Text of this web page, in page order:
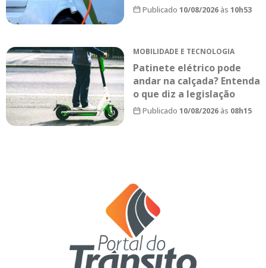
Publicado 10/08/2026às 10h53
MOBILIDADE E TECNOLOGIA
Patinete elétrico pode
andar na calçada? Entenda
o que diz a legislação
Publicado 10/08/2026às 08h15